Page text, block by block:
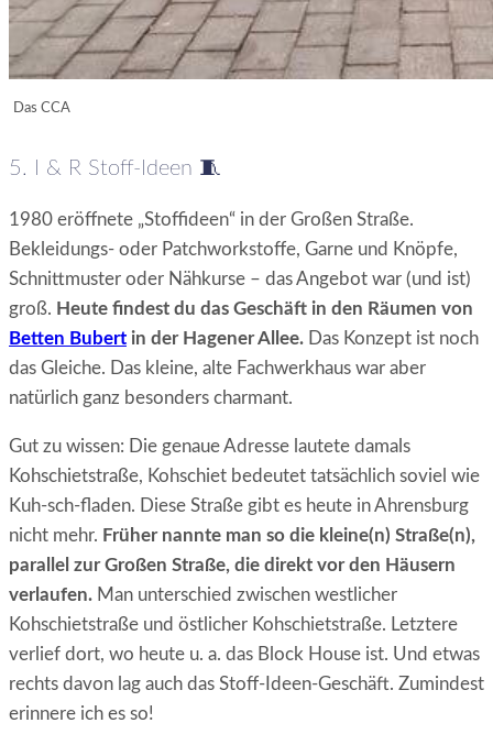
Das CCA
5. I & R Stoff-Ideen 🧵
1980 eröffnete „Stoffideen“ in der Großen Straße.
Bekleidungs- oder Patchworkstoffe, Garne und Knöpfe,
Schnittmuster oder Nähkurse – das Angebot war (und ist)
groß. Heute findest du das Geschäft in den Räumen von
Betten Bubert in der Hagener Allee. Das Konzept ist noch
das Gleiche. Das kleine, alte Fachwerkhaus war aber
natürlich ganz besonders charmant.
Gut zu wissen: Die genaue Adresse lautete damals
Kohschietstraße, Kohschiet bedeutet tatsächlich soviel wie
Kuh-sch-fladen. Diese Straße gibt es heute in Ahrensburg
nicht mehr. Früher nannte man so die kleine(n) Straße(n),
parallel zur Großen Straße, die direkt vor den Häusern
verlaufen. Man unterschied zwischen westlicher
Kohschietstraße und östlicher Kohschietstraße. Letztere
verlief dort, wo heute u. a. das Block House ist. Und etwas
rechts davon lag auch das Stoff-Ideen-Geschäft. Zumindest
erinnere ich es so!